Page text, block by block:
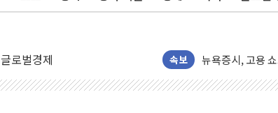
글로벌경제 속보
한상협, 업계 개
트럼프, 쿡 연준
유럽증시, 美 고